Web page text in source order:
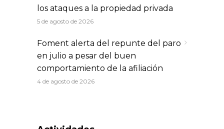
los ataques a la propiedad privada
5 de agosto de 2026
Foment alerta del repunte del paro
en julio a pesar del buen
comportamiento de la afiliación
4 de agosto de 2026